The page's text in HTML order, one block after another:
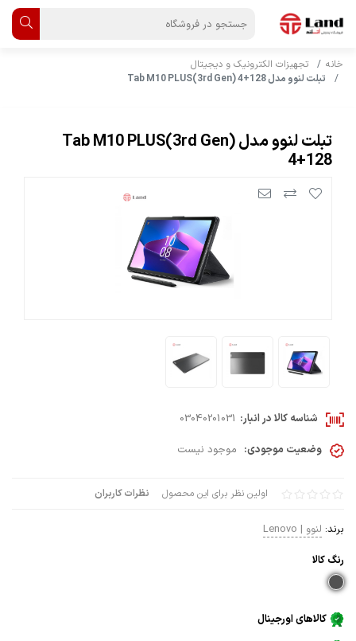
خانه
تجهیزات الکترونیک و دیجیتال
تبلت لنوو مدل Tab M10 PLUS(3rd Gen) 4+128
تبلت لنوو مدل Tab M10 PLUS(3rd Gen)
4+128
اولین نظر برای این محصول نظرات کاربران
برند: لنوو | Lenovo
رنگ كالا
کالاهای اورجینال
شناسه کالا در انبار: 03040201031
وضعیت موجودی: موجود نیست